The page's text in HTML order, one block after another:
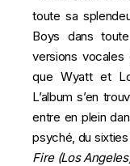
toute sa
Boys dans
versions
que Wyatt et
L’album s’en
entre en plein
psyché, du sixties
Fire (Los